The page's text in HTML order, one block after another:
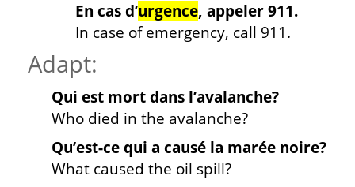
En cas d’urgence, appeler 911.
In case of emergency, call 911.
Adapt:
Qui est mort dans l’avalanche?
Who died in the avalanche?
Qu’est-ce qui a causé la marée noire?
What caused the oil spill?